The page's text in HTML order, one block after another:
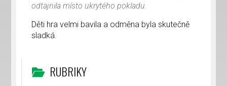
odtajnila místo ukrytého pokladu.
Děti hra velmi bavila a odměna byla skutečně
sladká.
RUBRIKY